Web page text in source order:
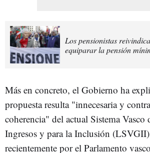
Los pensionistas
equiparar la pensión
Más en concreto, el Gobierno ha
propuesta resulta "innecesaria y
coherencia" del actual Sistema Vasco
Ingresos y para la Inclusión
recientemente por el Parlamento